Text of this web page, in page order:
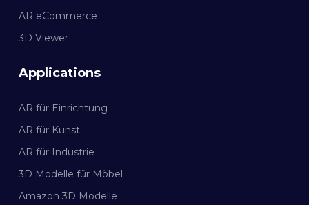
AR eCommerce
3D Viewer
Applications
AR für Einrichtung
AR für Kunst
AR für Industrie
3D Modelle für Möbel
Amazon 3D Modelle